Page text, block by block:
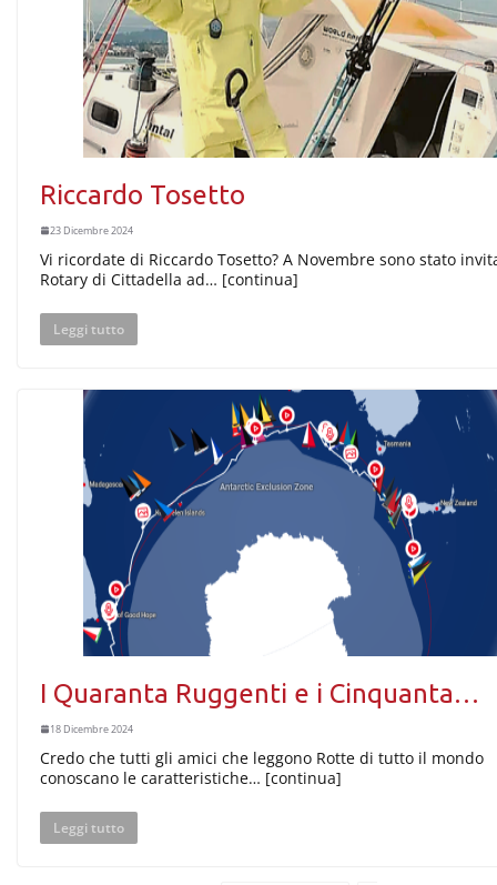
Riccardo Tosetto
23 Dicembre 2024
Vi ricordate di Riccardo Tosetto? A Novembre sono stato
Rotary di Cittadella ad… [continua]
Leggi tutto
I Quaranta Ruggenti e i Cinquanta…
18 Dicembre 2024
Credo che tutti gli amici che leggono Rotte di tutto il mondo
conoscano le caratteristiche… [continua]
Leggi tutto